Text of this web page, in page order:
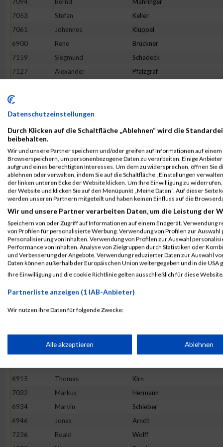
7053
Stefan Keller
7061
Johannes Klüppel
6900
Rene Brückner
7159
Siegmund Schadeck
7127
Alexander Pfalzgraf
6901
7031
Sebastian
7077
Nikolai Kurenkow
7138
6964
Thomas Bierweiler
7169
Ulrich Schmidt
6978
Patrick Büch
7003
Elias Essig
7165
Christoph Schilling
7214
Stefan Von Dosky
6968
Andreas Bondar
6981
Rüdiger Burkard
6921
Andreas Meir
7220
Martin Wallburg
6943
Tom
6989
Paul Conroy
Marius
6915
Thomas Kirn
7032
Markus Hermann
6934
Marvin Schieber
6946
Jonas Arndt
7236
Roald Wolff
Datenschutzeinstellungen
Durch Klicken auf die Schaltfläche „Ablehnen“ wird die
beibehalten.
Wir und unsere Partner speichern und/oder greifen auf Informationen auf einem
Browserspeichern, um personenbezogene Daten zu verarbeiten. Einige
aufgrund eines berechtigten Interesses. Um dem zu widersprechen, öffnen Sie
ablehnen oder verwalten, indem Sie auf die Schaltfläche „Einstellungen
der linken unteren Ecke der Website klicken. Um Ihre Einwilligung zu
der Website und klicken Sie auf den Menüpunkt „Meine Daten“. Auf dieser
werden unseren Partnern mitgeteilt und haben keinen Einfluss auf die
Wir und unsere Partner verarbeiten Daten, um die Leistung der
Speichern von oder Zugriff auf Informationen auf einem Endgerät. Verwendung
von Profilen für personalisierte Werbung. Verwendung von Profilen zur
Personalisierung von Inhalten. Verwendung von Profilen zur Auswahl
Performance von Inhalten. Analyse von Zielgruppen durch Statistiken oder
und Verbesserung der Angebote. Verwendung reduzierter Daten zur Auswahl
Daten können außerhalb der Europäischen Union weitergegeben und in die USA
Ihre Einwilligung und die cookie Richtlinie gelten ausschließlich für diese
Partnerliste anzeigen (1 IAB-Anbieter)
Wir nutzen Ihre Daten für folgende Zwecke:
Speichern von oder Zugriff auf Informationen auf einem
Erstellung von Profilen für personalisierte Werbung
Verwendung von Profilen zur Auswahl personalisierter Werbung
Alle akzeptieren Ablehnen